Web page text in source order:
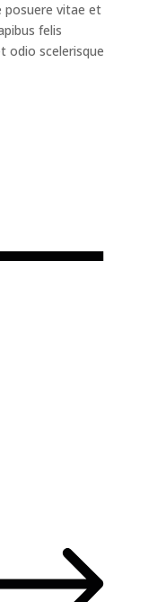
posuere vitae et
felis
odio scelerisque